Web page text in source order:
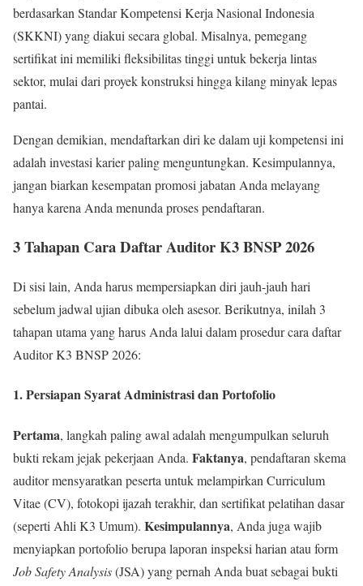
berdasarkan Standar Kompetensi Kerja Nasional Indonesia
(SKKNI) yang diakui secara global. Misalnya, pemegang
sertifikat ini memiliki fleksibilitas tinggi untuk bekerja lintas
sektor, mulai dari proyek konstruksi hingga kilang minyak lepas
pantai.
Dengan demikian, mendaftarkan diri ke dalam uji kompetensi ini
adalah investasi karier paling menguntungkan. Kesimpulannya,
jangan biarkan kesempatan promosi jabatan Anda melayang
hanya karena Anda menunda proses pendaftaran.
3 Tahapan Cara Daftar Auditor K3 BNSP 2026
Di sisi lain, Anda harus mempersiapkan diri jauh-jauh hari
sebelum jadwal ujian dibuka oleh asesor. Berikutnya, inilah 3
tahapan utama yang harus Anda lalui dalam prosedur cara daftar
Auditor K3 BNSP 2026:
1. Persiapan Syarat Administrasi dan Portofolio
Pertama, langkah paling awal adalah mengumpulkan seluruh
bukti rekam jejak pekerjaan Anda. Faktanya, pendaftaran skema
auditor mensyaratkan peserta untuk melampirkan Curriculum
Vitae (CV), fotokopi ijazah terakhir, dan sertifikat pelatihan dasar
(seperti Ahli K3 Umum). Kesimpulannya, Anda juga wajib
menyiapkan portofolio berupa laporan inspeksi harian atau form
Job Safety Analysis(JSA) yang pernah Anda buat sebagai bukti